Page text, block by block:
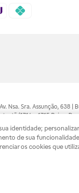
Nsa. Sra. Assunção,
(1714 e 1715 Raia e
pelo profissional da
divulgados no
que você possa realizar
estoque.
identidade;
de sua
os cookies que